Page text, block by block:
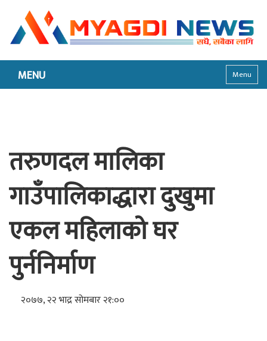
MENU Menu
तरुणदल मालिका
गाउँपालिकाद्धारा दुखुमा
एकल महिलाको घर
पुर्ननिर्माण
२०७७, २२ भाद्र सोमबार २१:००